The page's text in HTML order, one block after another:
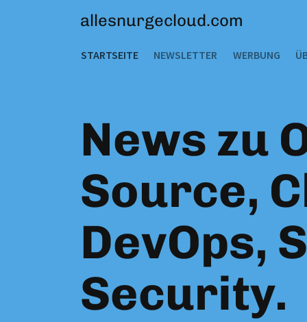
allesnurgecloud.com
STARTSEITE NEWSLETTER WERBUNG
News zu
Source,
DevOps,
Security.